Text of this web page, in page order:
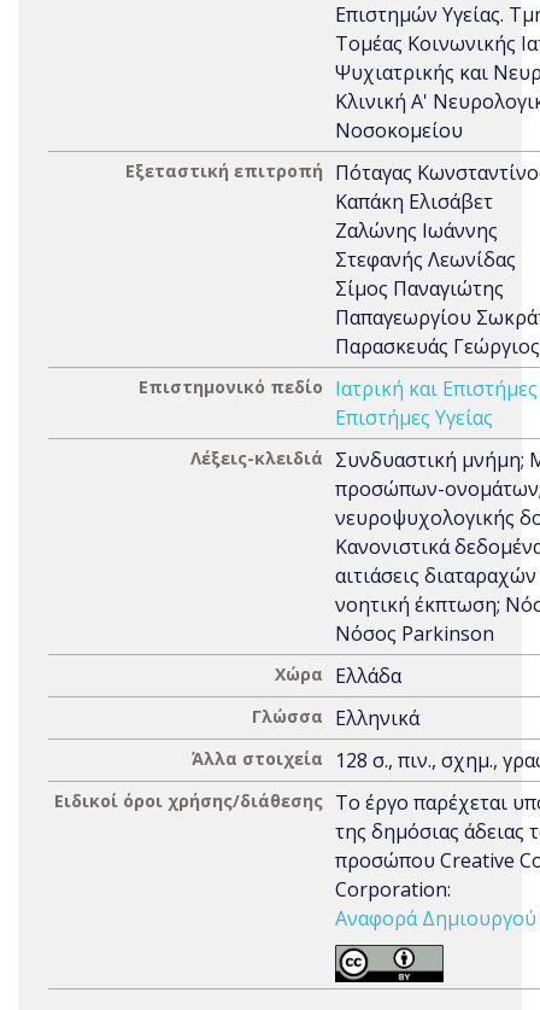
Επιστημών Υγείας.
Τομέας Κοινωνικής
Ψυχιατρικής και
Κλινική Α'
Νοσοκομείου
Εξεταστική επιτροπή
Πόταγας
Καπάκη Ελισάβετ
Ζαλώνης Ιωάννης
Στεφανής Λεωνίδας
Σίμος Παναγιώτης
Παπαγεωργίου
Παρασκευάς Γεώργιος
Επιστημονικό πεδίο
Ιατρική και
Επιστήμες Υγείας
Λέξεις-κλειδιά
Συνδυαστική μνήμη;
προσώπων-
νευροψυχολογικής
Κανονιστικά
αιτιάσεις
νοητική έκπτωση;
Νόσος Parkinson
Χώρα Ελλάδα
Γλώσσα Ελληνικά
Άλλα στοιχεία 128 σ., πιν., σχημ.,
Ειδικοί όροι χρήσης/διάθεσης Το έργο παρέχεται
της δημόσιας άδειας
προσώπου Creative
Corporation:
Αναφορά Δημιουργού